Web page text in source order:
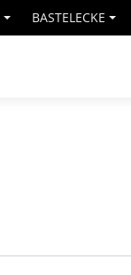
+
+
BASTELECKE